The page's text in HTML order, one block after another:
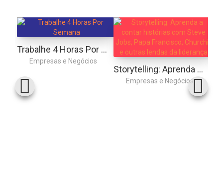
Trabalhe 4 Horas Por Semana
Empresas e Negócios
Storytelling: Aprenda a contar histórias com Steve Jobs, Papa Francisco, Churchill e outras lendas da liderança
Empresas e Negócios